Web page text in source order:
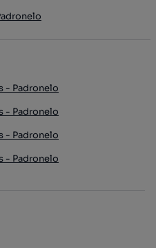
- Padronelo
- Padronelo
- Padronelo
- Padronelo